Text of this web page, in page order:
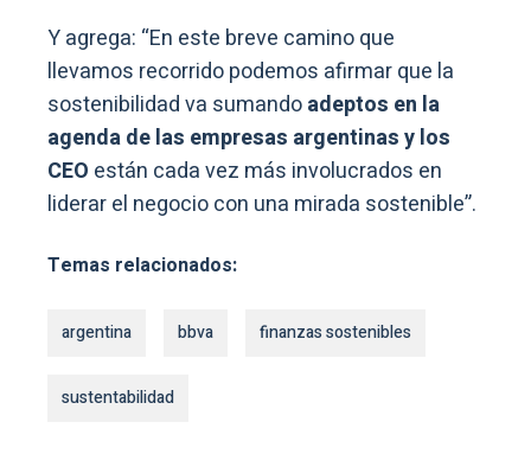
Y agrega: “En este breve camino que
llevamos recorrido podemos afirmar que la
sostenibilidad va sumandoadeptos en la
agenda de las empresas argentinas y los
CEO están cada vez más involucrados en
liderar el negocio con una mirada sostenible”.
Temas relacionados:
argentina bbva finanzas sostenibles
sustentabilidad